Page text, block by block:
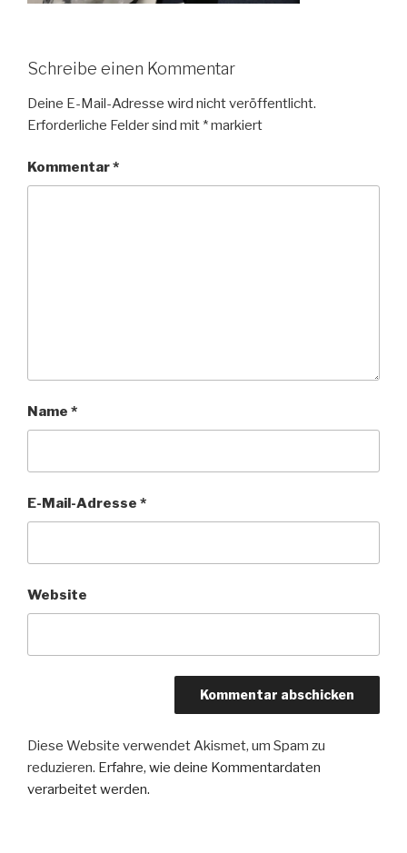
Schreibe einen Kommentar
Deine E-Mail-Adresse wird nicht veröffentlicht.
Erforderliche Felder sind mit *markiert
Kommentar*
Name *
E-Mail-Adresse *
Website
Diese Website verwendet Akismet, um Spam zu
reduzieren. Erfahre, wie deine Kommentardaten
verarbeitet werden.